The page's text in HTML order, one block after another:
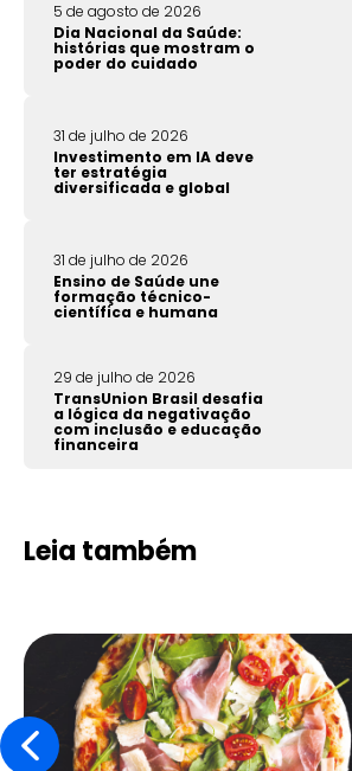
5 de agosto de 2026
Dia Nacional da Saúde:
histórias que mostram o
poder do cuidado
31 de julho de 2026
Investimento em IA deve
ter estratégia
diversificada e global
31 de julho de 2026
Ensino de Saúde une
formação técnico-
científica e humana
29 de julho de 2026
TransUnion Brasil desafia
a lógica da negativação
com inclusão e educação
financeira
Leia também